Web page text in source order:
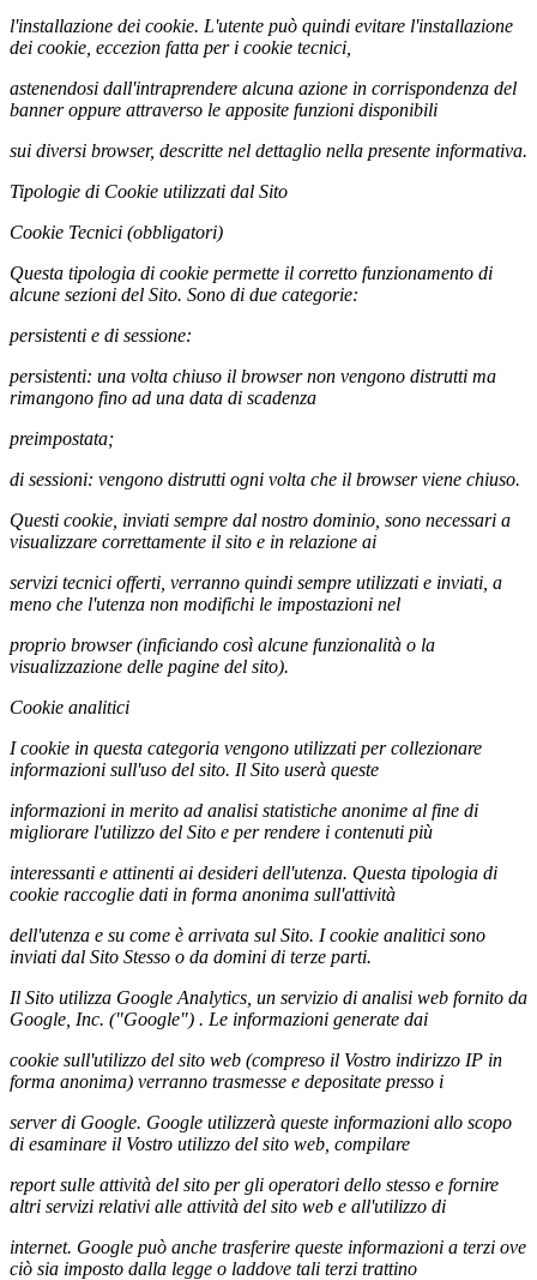
l'installazione dei cookie. L'utente può quindi evitare l'installazione
dei cookie, eccezion fatta per i cookie tecnici,
astenendosi dall'intraprendere alcuna azione in corrispondenza del
banner oppure attraverso le apposite funzioni disponibili
sui diversi browser, descritte nel dettaglio nella presente informativa.
Tipologie di Cookie utilizzati dal Sito
Cookie Tecnici (obbligatori)
Questa tipologia di cookie permette il corretto funzionamento di
alcune sezioni del Sito. Sono di due categorie:
persistenti e di sessione:
persistenti: una volta chiuso il browser non vengono distrutti ma
rimangono fino ad una data di scadenza
preimpostata;
di sessioni: vengono distrutti ogni volta che il browser viene chiuso.
Questi cookie, inviati sempre dal nostro dominio, sono necessari a
visualizzare correttamente il sito e in relazione ai
servizi tecnici offerti, verranno quindi sempre utilizzati e inviati, a
meno che l'utenza non modifichi le impostazioni nel
proprio browser (inficiando così alcune funzionalità o la
visualizzazione delle pagine del sito).
Cookie analitici
I cookie in questa categoria vengono utilizzati per collezionare
informazioni sull'uso del sito. Il Sito userà queste
informazioni in merito ad analisi statistiche anonime al fine di
migliorare l'utilizzo del Sito e per rendere i contenuti più
interessanti e attinenti ai desideri dell'utenza. Questa tipologia di
cookie raccoglie dati in forma anonima sull'attività
dell'utenza e su come è arrivata sul Sito. I cookie analitici sono
inviati dal Sito Stesso o da domini di terze parti.
Il Sito utilizza Google Analytics, un servizio di analisi web fornito da
Google, Inc. ("Google") . Le informazioni generate dai
cookie sull'utilizzo del sito web (compreso il Vostro indirizzo IP in
forma anonima) verranno trasmesse e depositate presso i
server di Google. Google utilizzerà queste informazioni allo scopo
di esaminare il Vostro utilizzo del sito web, compilare
report sulle attività del sito per gli operatori dello stesso e fornire
altri servizi relativi alle attività del sito web e all'utilizzo di
internet. Google può anche trasferire queste informazioni a terzi ove
ciò sia imposto dalla legge o laddove tali terzi trattino